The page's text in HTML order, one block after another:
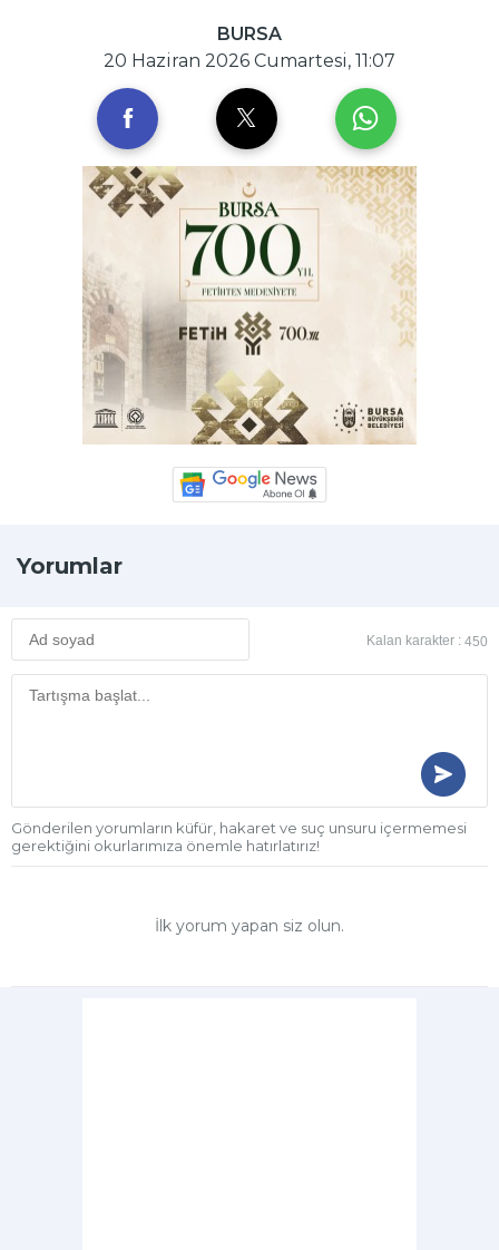
BURSA
20 Haziran 2026 Cumartesi, 11:07
Yorumlar
Kalan karakter : 450
Gönderilen yorumların küfür, hakaret ve suç unsuru içermemesi
gerektiğini okurlarımıza önemle hatırlatırız!
İlk yorum yapan siz olun.